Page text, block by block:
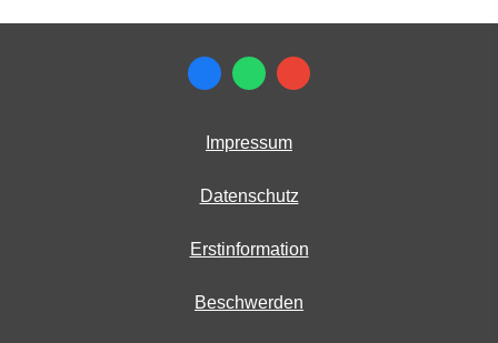
Impressum
Datenschutz
Erstinformation
Beschwerden